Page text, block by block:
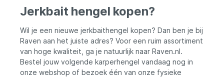
Jerkbait hengel kopen?
Wil je een nieuwe jerkbaithengel kopen? Dan ben je bij
Raven aan het juiste adres? Voor een ruim assortiment
van hoge kwaliteit, ga je natuurlijk naar Raven.nl.
Bestel jouw volgende karperhengel vandaag nog in
onze webshop of bezoek één van onze fysieke